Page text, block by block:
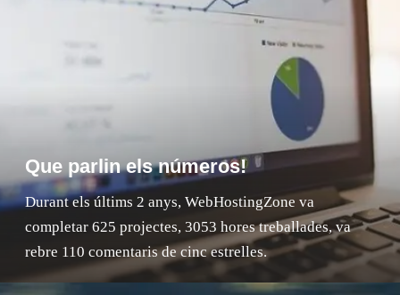
Que parlin els números!
Durant els últims 2 anys, WebHostingZone va
completar 625 projectes, 3053 hores treballades, va
rebre 110 comentaris de cinc estrelles.